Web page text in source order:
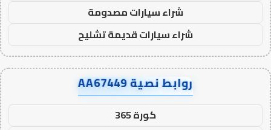
شراء سيارات مصدومة
شراء سيارات قديمة تشليح
روابط نصية AA67449
كورة 365